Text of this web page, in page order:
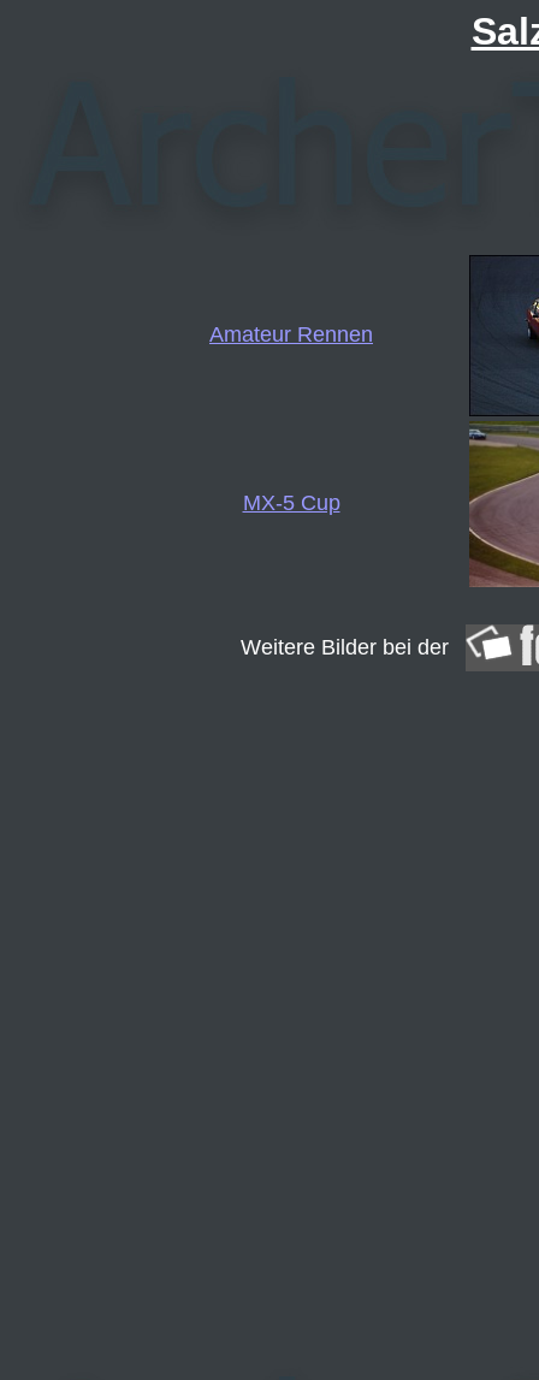
Amateur Rennen
MX-5 Cup
Weitere Bilder bei der